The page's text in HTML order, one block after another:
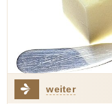
weiter